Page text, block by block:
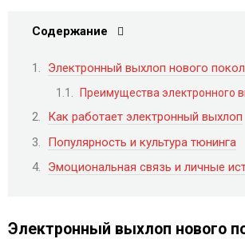
Содержание
Электронный выхлоп нового
Преимущества электронного
Как работает электронный выхлоп
Популярность и культура тюнинга
Эмоциональная связь и личные
Электронный выхлоп нового